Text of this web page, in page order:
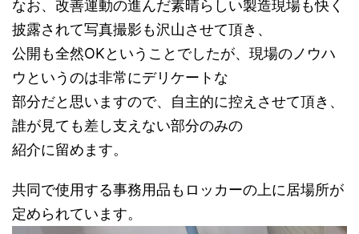
なお、改善運動の進んだ素晴らしい製造現場も快く
披露されて写真撮影も沢山させて頂き、
公開も全然OKということでしたが、現場のノウハ
ウというのは非常にデリケートな
部分だと思いますので、自主的に控えさせて頂き、
誰が見ても差し支えない部分のみの
紹介に留めます。
共同で使用する事務用品もロッカーの上に居場所が
定められています。